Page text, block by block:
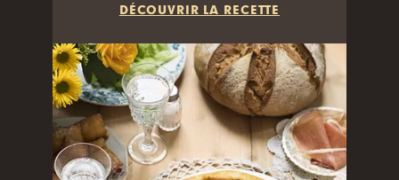
DÉCOUVRIR LA RECETTE